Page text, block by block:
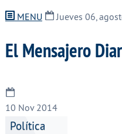
MENU Jueves 06,
El Mensajero
10 Nov 2014
Política